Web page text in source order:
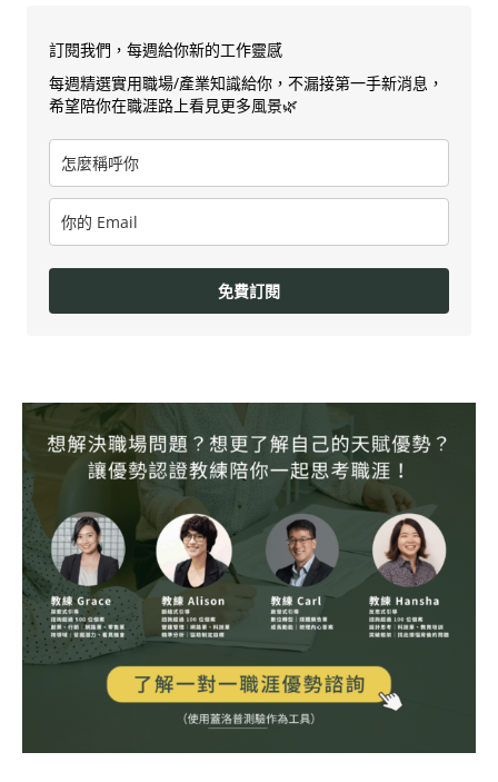
訂閱我們，每週給你新的工作靈感
每週精選實用職場/產業知識給你，不漏接第一手新消息，
希望陪你在職涯路上看見更多風景🌿
免費訂閱